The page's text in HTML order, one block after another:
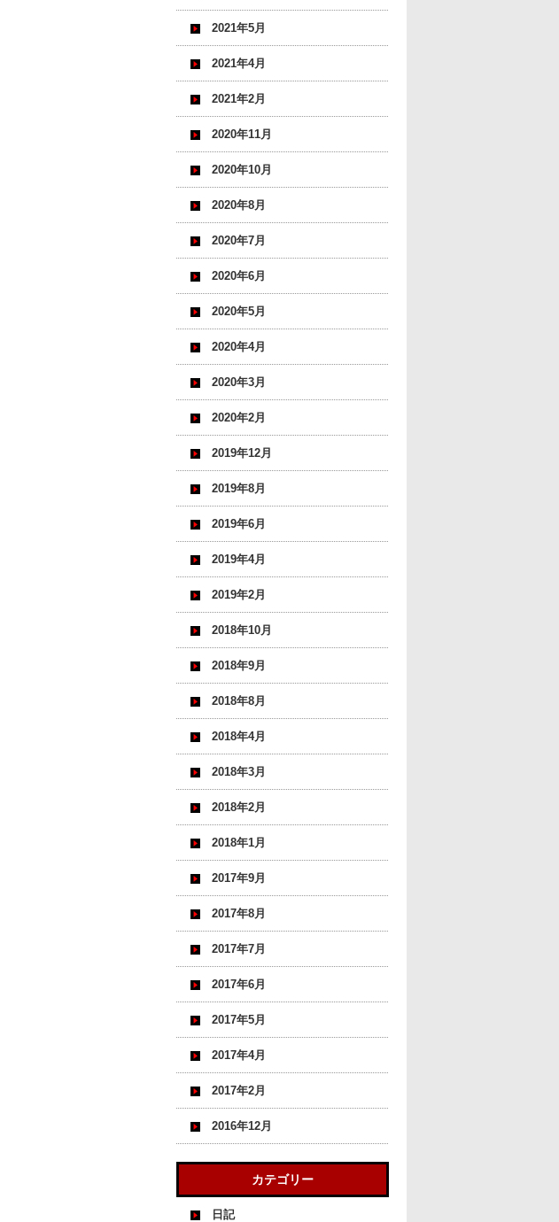
2021年5月
2021年4月
2021年2月
2020年11月
2020年10月
2020年8月
2020年7月
2020年6月
2020年5月
2020年4月
2020年3月
2020年2月
2019年12月
2019年8月
2019年6月
2019年4月
2019年2月
2018年10月
2018年9月
2018年8月
2018年4月
2018年3月
2018年2月
2018年1月
2017年9月
2017年8月
2017年7月
2017年6月
2017年5月
2017年4月
2017年2月
2016年12月
カテゴリー
日記